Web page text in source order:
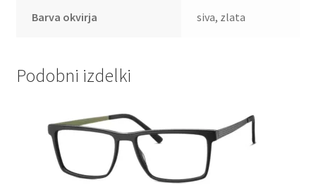
Barva okvirja siva, zlata
Podobni izdelki